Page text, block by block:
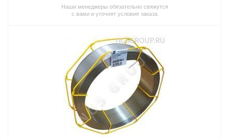
Наши менеджеры обязательно свяжутся
с вами и уточнят условия заказа